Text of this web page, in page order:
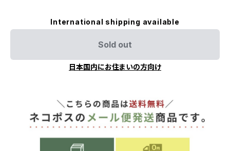
International shipping available
Sold out
日本国内にお住まいの方向け